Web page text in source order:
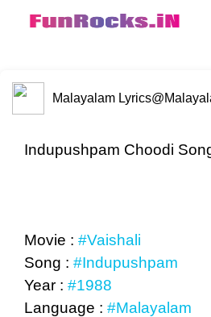
Malayalam Lyrics
Indupushpam Choodi
Movie : #Vaishali
Song : #Indupushpam
Year : #1988
Language : #Malayalam